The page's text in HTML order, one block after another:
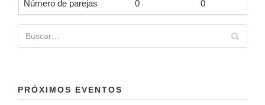
Número de parejas 0 0
PRÓXIMOS EVENTOS